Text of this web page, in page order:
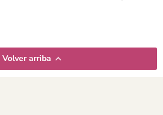
Volver arriba